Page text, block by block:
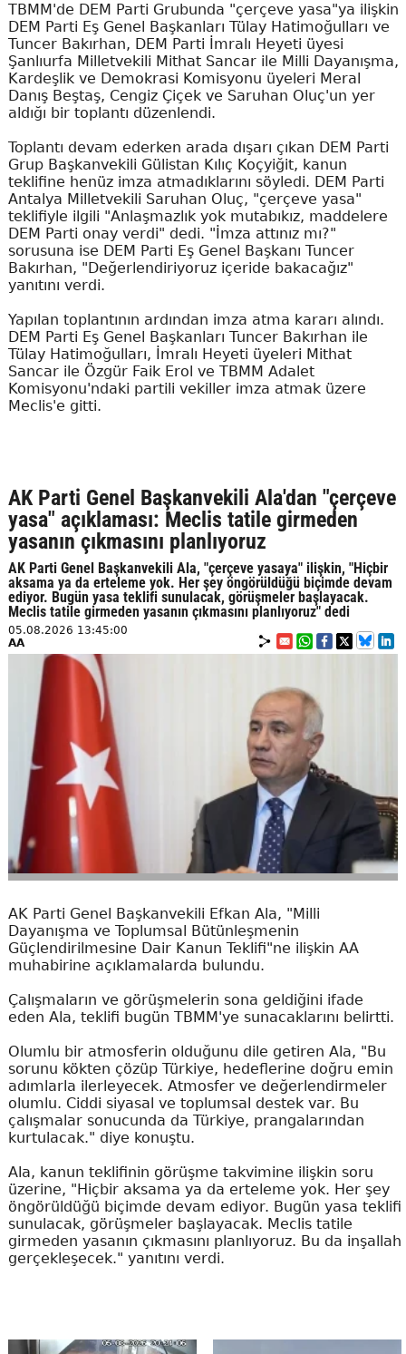
TBMM'de DEM Parti Grubunda "çerçeve yasa"ya ilişkin
DEM Parti Eş Genel Başkanları Tülay Hatimoğulları ve
Tuncer Bakırhan, DEM Parti İmralı Heyeti üyesi
Şanlıurfa Milletvekili Mithat Sancar ile Milli Dayanışma,
Kardeşlik ve Demokrasi Komisyonu üyeleri Meral
Danış Beştaş, Cengiz Çiçek ve Saruhan Oluç'un yer
aldığı bir toplantı düzenlendi.
Toplantı devam ederken arada dışarı çıkan DEM Parti
Grup Başkanvekili Gülistan Kılıç Koçyiğit, kanun
teklifine henüz imza atmadıklarını söyledi. DEM Parti
Antalya Milletvekili Saruhan Oluç, "çerçeve yasa"
teklifiyle ilgili "Anlaşmazlık yok mutabıkız, maddelere
DEM Parti onay verdi" dedi. "İmza attınız mı?"
sorusuna ise DEM Parti Eş Genel Başkanı Tuncer
Bakırhan, "Değerlendiriyoruz içeride bakacağız"
yanıtını verdi.
Yapılan toplantının ardından imza atma kararı alındı.
DEM Parti Eş Genel Başkanları Tuncer Bakırhan ile
Tülay Hatimoğulları, İmralı Heyeti üyeleri Mithat
Sancar ile Özgür Faik Erol ve TBMM Adalet
Komisyonu'ndaki partili vekiller imza atmak üzere
Meclis'e gitti.
AK Parti Genel Başkanvekili Ala'dan "çerçeve
yasa" açıklaması: Meclis tatile girmeden
yasanın çıkmasını planlıyoruz
AK Parti Genel Başkanvekili Ala, "çerçeve yasaya" ilişkin, "Hiçbir
aksama ya da erteleme yok. Her şey öngörüldüğü biçimde devam
ediyor. Bugün yasa teklifi sunulacak, görüşmeler başlayacak.
Meclis tatile girmeden yasanın çıkmasını planlıyoruz" dedi
05.08.2026 13:45:00
AA
AK Parti Genel Başkanvekili Efkan Ala, "Milli
Dayanışma ve Toplumsal Bütünleşmenin
Güçlendirilmesine Dair Kanun Teklifi"ne ilişkin AA
muhabirine açıklamalarda bulundu.
Çalışmaların ve görüşmelerin sona geldiğini ifade
eden Ala, teklifi bugün TBMM'ye sunacaklarını belirtti.
Olumlu bir atmosferin olduğunu dile getiren Ala, "Bu
sorunu kökten çözüp Türkiye, hedeflerine doğru emin
adımlarla ilerleyecek. Atmosfer ve değerlendirmeler
olumlu. Ciddi siyasal ve toplumsal destek var. Bu
çalışmalar sonucunda da Türkiye, prangalarından
kurtulacak." diye konuştu.
Ala, kanun teklifinin görüşme takvimine ilişkin soru
üzerine, "Hiçbir aksama ya da erteleme yok. Her şey
öngörüldüğü biçimde devam ediyor. Bugün yasa teklifi
sunulacak, görüşmeler başlayacak. Meclis tatile
girmeden yasanın çıkmasını planlıyoruz. Bu da inşallah
gerçekleşecek." yanıtını verdi.